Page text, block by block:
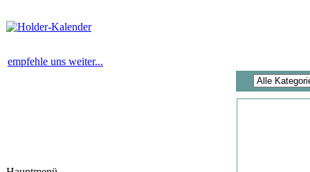
empfehle uns weiter...